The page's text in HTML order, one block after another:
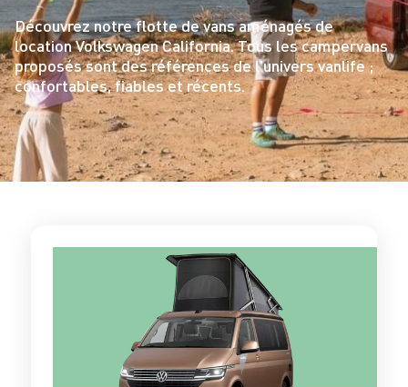
Découvrez notre flotte de vans aménagés de
location Volkswagen California. Tous les campervans
proposés sont des références de l'univers vanlife ;
confortables, fiables et récents.